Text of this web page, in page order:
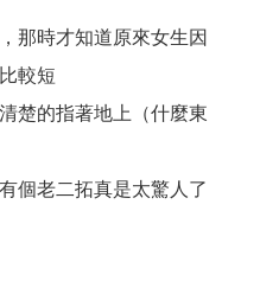
那時才知道原來女生因
較短
楚的指著地上（什麼東
個老二拓真是太驚人了